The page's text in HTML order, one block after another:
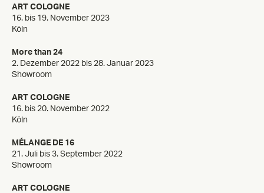
ART COLOGNE
16. bis 19. November 2023
Köln
More than 24
2. Dezember 2022 bis 28. Januar 2023
Showroom
ART COLOGNE
16. bis 20. November 2022
Köln
MÉLANGE DE 16
21. Juli bis 3. September 2022
Showroom
ART COLOGNE